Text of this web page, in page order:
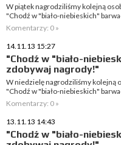
W piątek nagrodziliśmy kolejną
"Chodź w "biało-niebieskich"
Komentarzy: 0 »
14.11.13 15:27
"Chodź w "biało-
zdobywaj nagrody!"
W niedzielę nagrodziliśmy kolejną
"Chodź w "biało-niebieskich"
Komentarzy: 0 »
13.11.13 14:43
"Chodź w "biało-